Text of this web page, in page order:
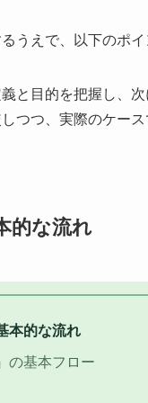
うえで、以下のポ
と目的を把握し、
つつ、実際のケー
的な流れ
本的な流れ
の基本フロー